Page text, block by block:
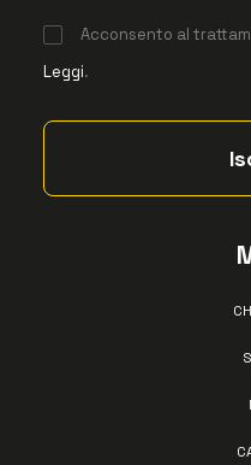
Acconsento al
Leggi.